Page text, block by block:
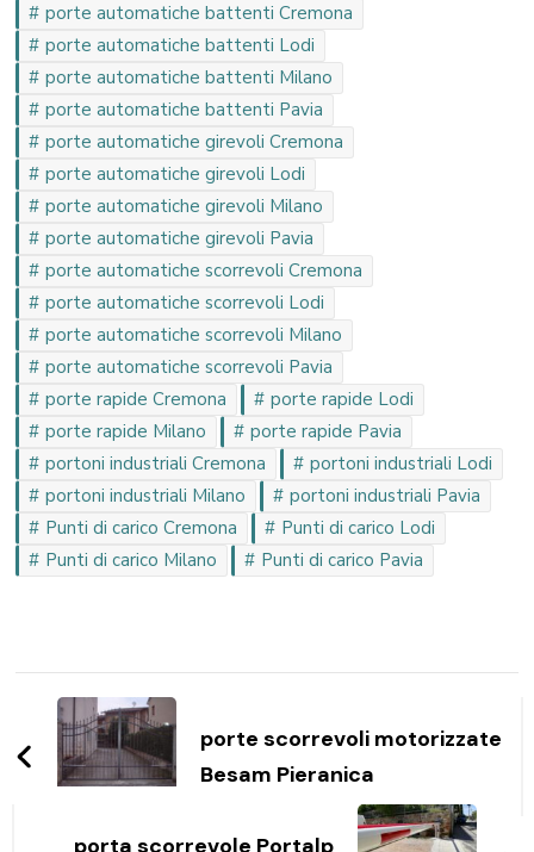
porte automatiche battenti Cremona
porte automatiche battenti Lodi
porte automatiche battenti Milano
porte automatiche battenti Pavia
porte automatiche girevoli Cremona
porte automatiche girevoli Lodi
porte automatiche girevoli Milano
porte automatiche girevoli Pavia
porte automatiche scorrevoli Cremona
porte automatiche scorrevoli Lodi
porte automatiche scorrevoli Milano
porte automatiche scorrevoli Pavia
porte rapide Cremona
porte rapide Lodi
porte rapide Milano
porte rapide Pavia
portoni industriali Cremona
portoni industriali Lodi
portoni industriali Milano
portoni industriali Pavia
Punti di carico Cremona
Punti di carico Lodi
Punti di carico Milano
Punti di carico Pavia
Navigazione
articoli
porte scorrevoli motorizzate
Besam Pieranica
porta scorrevole Portalp